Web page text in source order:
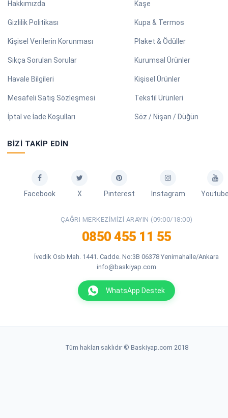
Hakkımızda
Gizlilik Politikası
Kişisel Verilerin Korunması
Sıkça Sorulan Sorular
Havale Bilgileri
Mesafeli Satış Sözleşmesi
İptal ve İade Koşulları
Kaşe
Kupa & Termos
Plaket & Ödüller
Kurumsal Ürünler
Kişisel Ürünler
Tekstil Ürünleri
Söz / Nişan / Düğün
BIZI TAKIP EDIN
Facebook X Pinterest Instagram
ÇAĞRI MERKEZIMIZI ARAYIN (09:00/18:00)
0850 455 11 55
İvedik Osb Mah. 1441. Cadde. No:3B 06378 Yenimahalle/Ankara
info@baskiyap.com
WhatsApp Destek
Tüm hakları saklıdır © Baskiyap.com 2018